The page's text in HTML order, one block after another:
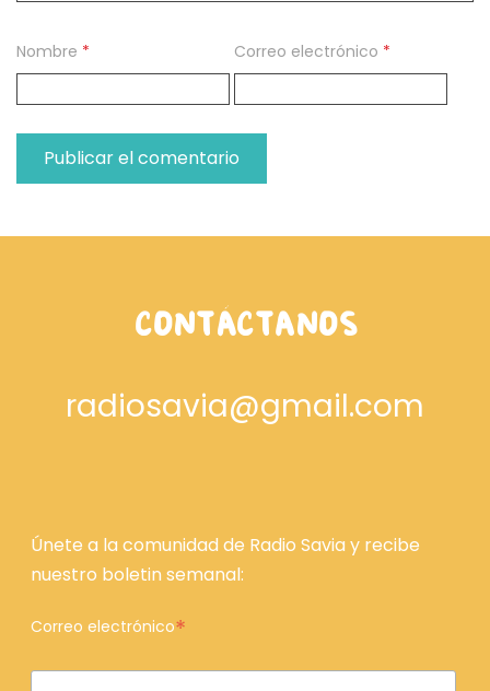
Nombre * Correo electrónico *
CONTÁCTANOS
radiosavia@gmail.com
Únete a la comunidad de Radio Savia y recibe
nuestro boletin semanal:
Correo electrónico*